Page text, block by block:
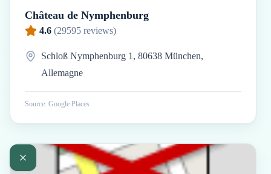
Château de Nymphenburg
4.6 (29595 reviews)
Schloß Nymphenburg 1, 80638 München,
Allemagne
Source: Google Places